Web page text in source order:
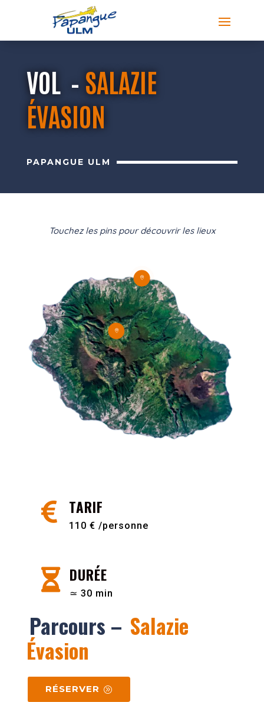
VOL – SALAZIE
ÉVASION
PAPANGUE ULM
Touchez les pins pour découvrir les lieux


 TARIF
110 € /personne
 DURÉE
≃ 30 min
Parcours – Salazie
Évasion
RÉSERVER